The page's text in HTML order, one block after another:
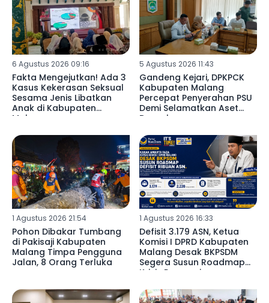
6 Agustus 2026 09:16
Fakta Mengejutkan! Ada 3
Kasus Kekerasan Seksual
Sesama Jenis Libatkan
Anak di Kabupaten
Malang ‎
5 Agustus 2026 11:43
Gandeng Kejari, DPKPCK
Kabupaten Malang
Percepat Penyerahan PSU
Demi Selamatkan Aset
Daerah ‎
1 Agustus 2026 21:54
Pohon Dibakar Tumbang
di Pakisaji Kabupaten
Malang Timpa Pengguna
Jalan, 8 Orang Terluka
1 Agustus 2026 16:33
Defisit 3.179 ASN, Ketua
Komisi I DPRD Kabupaten
Malang Desak BKPSDM
Segera Susun Roadmap
Krisis Pegawai ‎